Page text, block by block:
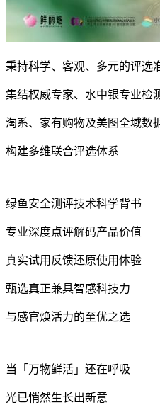
秉持科学、客观、多元的评选
集结权威专家、水中银专业检
淘系、家有购物及美图全域数
构建多维联合评选体系
绿鱼安全测评技术科学背书
专业深度点评解码产品价值
真实试用反馈还原使用体验
甄选真正兼具智感科技力
与感官焕活力的至优之选
当「万物鲜活」还在呼吸
光已悄然生长出新意